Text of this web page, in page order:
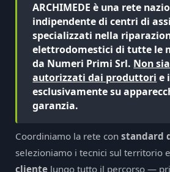
ARCHIMEDE è una rete
indipendente di centri di
specializzati nella
elettrodomestici di tutte le
da Numeri Primi Srl. Non
autorizzati dai produttori e
esclusivamente su
garanzia.
Coordiniamo la rete constandard
selezioniamo i tecnici sul territorio
cliente lungo tutto il percorso —